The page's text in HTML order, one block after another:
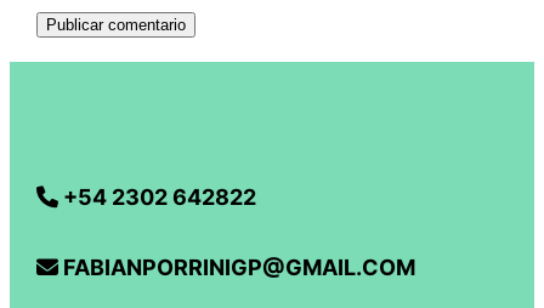
+54 2302 642822
FABIANPORRINIGP@GMAIL.COM